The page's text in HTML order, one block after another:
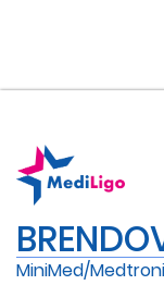
MiniMed/